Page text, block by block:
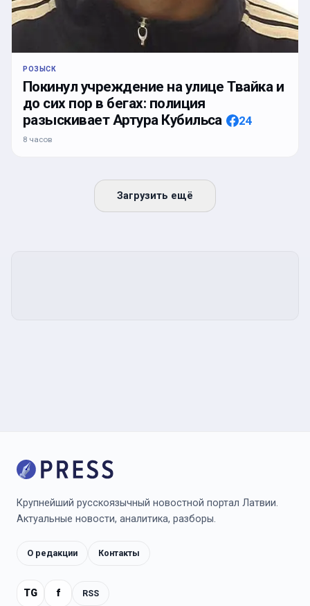
РОЗЫСК
Покинул учреждение на улице Твайка и
до сих пор в бегах: полиция
разыскивает Артура Кубильса
24
8 часов
Загрузить ещё
Крупнейший русскоязычный новостной портал Латвии.
Актуальные новости, аналитика, разборы.
О редакции Контакты
TG f RSS